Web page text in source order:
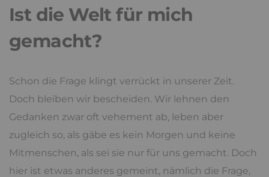
Ist die Welt für mich
gemacht?
Schon die Frage klingt verrückt in unserer Zeit.
Doch bleiben wir bescheiden. Wir lehnen den
Gedanken zwar oft vehement ab, leben aber
zugleich so, als gäbe es kein Morgen und keine
Mitmenschen, als sei sie nur für uns gemacht. Doch
hier ist etwas anderes gemeint, nämlich die Frage,